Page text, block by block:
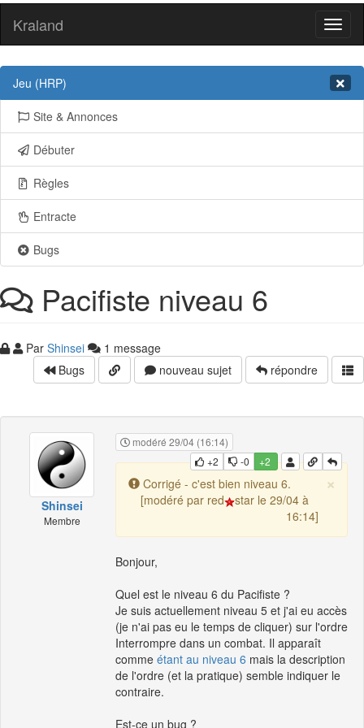
Kraland
Jeu (HRP)
Site & Annonces
Débuter
Règles
Entracte
Bugs
Pacifiste niveau 6
Par Shinsei
1 message
Bugs
nouveau sujet répondre
Shinsei
Membre
modéré 29/04 (16:14)
+2
-0 +2
×
Corrigé - c'est bien niveau 6.
[modéré par red
star le 29/04 à
16:14]
Bonjour,
Quel est le niveau 6 du Pacifiste ?
Je suis actuellement niveau 5 et j'ai eu accès
(je n'ai pas eu le temps de cliquer) sur l'ordre
Interrompre dans un combat. Il apparaît
comme étant au niveau 6 mais la description
de l'ordre (et la pratique) semble indiquer le
contraire.
Est-ce un bug ?